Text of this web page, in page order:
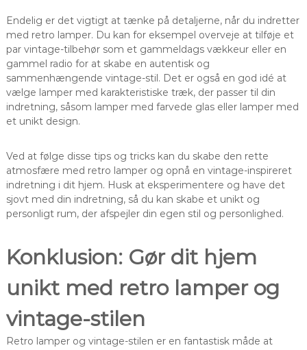
Endelig er det vigtigt at tænke på detaljerne, når du indretter
med retro lamper. Du kan for eksempel overveje at tilføje et
par vintage-tilbehør som et gammeldags vækkeur eller en
gammel radio for at skabe en autentisk og
sammenhængende vintage-stil. Det er også en god idé at
vælge lamper med karakteristiske træk, der passer til din
indretning, såsom lamper med farvede glas eller lamper med
et unikt design.
Ved at følge disse tips og tricks kan du skabe den rette
atmosfære med retro lamper og opnå en vintage-inspireret
indretning i dit hjem. Husk at eksperimentere og have det
sjovt med din indretning, så du kan skabe et unikt og
personligt rum, der afspejler din egen stil og personlighed.
Konklusion: Gør dit hjem
unikt med retro lamper og
vintage-stilen
Retro lamper og vintage-stilen er en fantastisk måde at